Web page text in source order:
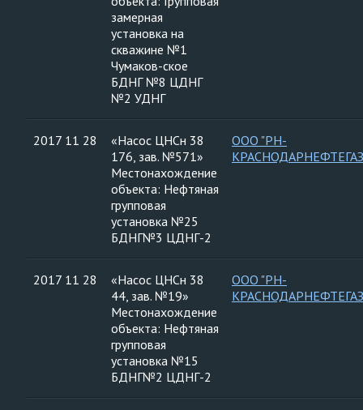
замерная
установка на
скважине №1
Чумаков-ское
БДНГ №8 ЦДНГ
№2 УДНГ
2017 11 28
«Насос ЦНСн 38
176, зав. №571»
Местонахождение
объекта: Нефтяная
групповая
установка №25
БДНГ№3 ЦДНГ-2
ООО "РН-
2017 11 28
«Насос ЦНСн 38
44, зав. №19»
Местонахождение
объекта: Нефтяная
групповая
установка №15
БДНГ№2 ЦДНГ-2
ООО "РН-